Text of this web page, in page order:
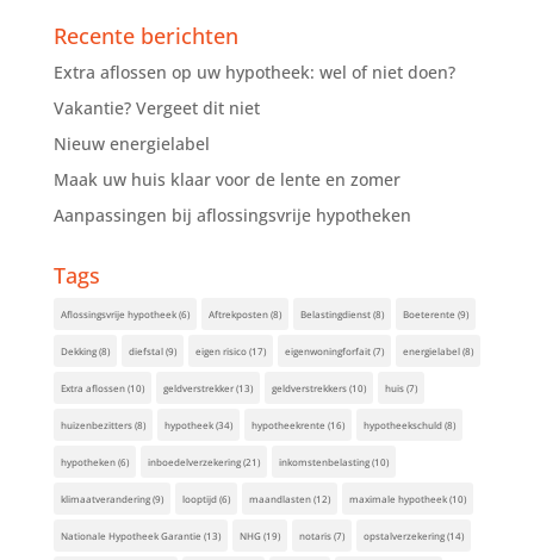
Recente berichten
Extra aflossen op uw hypotheek: wel of niet doen?
Vakantie? Vergeet dit niet
Nieuw energielabel
Maak uw huis klaar voor de lente en zomer
Aanpassingen bij aflossingsvrije hypotheken
Tags
Aflossingsvrije hypotheek(6) Aftrekposten(8) Belastingdienst(8) Boeterente (9)
Dekking(8) diefstal(9) eigen risico(17) eigenwoningforfait(7) energielabel(8)
Extra aflossen(10) geldverstrekker(13) geldverstrekkers(10) huis(7)
huizenbezitters(8) hypotheek(34) hypotheekrente (16) hypotheekschuld(8)
hypotheken(6) inboedelverzekering(21) inkomstenbelasting(10)
klimaatverandering(9) looptijd(6) maandlasten(12) maximale hypotheek(10)
Nationale Hypotheek Garantie (13) NHG(19) notaris(7) opstalverzekering(14)